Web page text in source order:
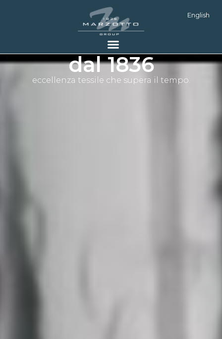
English
dal 1836
eccellenza tessile che supera il tempo.